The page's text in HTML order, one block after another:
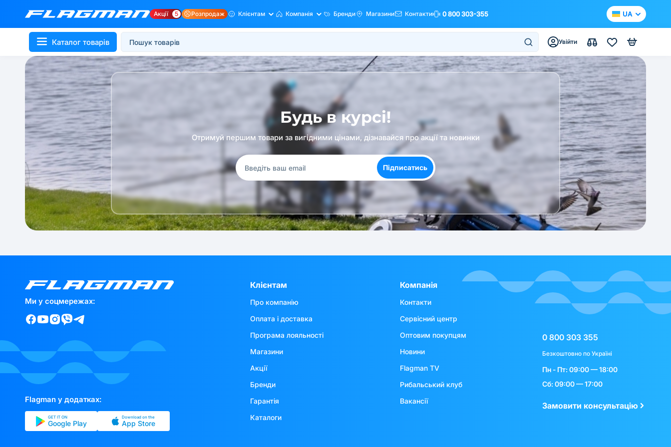
Акції 5 Розпродаж Клієнтам Компанія Бренди Магазини Контакти 0 800 303-355 UA
Каталог товарів Увійти
Будь в курсі!
Отримуй першим товари за вигідними цінами, дізнавайся про акції та новинки
Підписатись
Ми у соцмережах:
Flagman у додатках:
GET IT ON
Google Play
Download on the
App Store
Клієнтам
Про компанію
Оплата і доставка
Програма лояльності
Магазини
Акції
Бренди
Гарантія
Каталоги
Компанія
Контакти
Сервісний центр
Оптовим покупцям
Новини
Flagman TV
Рибальський клуб
Вакансії
0 800 303 355
Безкоштовно по Україні
Пн - Пт: 09:00 — 18:00
Сб: 09:00 — 17:00
Замовити консультацію